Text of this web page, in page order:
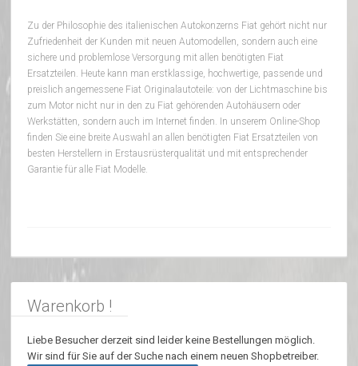
Zu der Philosophie des italienischen Autokonzerns Fiat gehört nicht nur
Zufriedenheit der Kunden mit neuen Automodellen, sondern auch eine
sichere und problemlose Versorgung mit allen benötigten Fiat
Ersatzteilen. Heute kann man erstklassige, hochwertige, passende und
preislich angemessene Fiat Originalautoteile: von der Lichtmaschine bis
zum Motor nicht nur in den zu Fiat gehörenden Autohäusern oder
Werkstätten, sondern auch im Internet finden. In unserem Online-Shop
finden Sie eine breite Auswahl an allen benötigten Fiat Ersatzteilen von
besten Herstellern in Erstausrüsterqualität und mit entsprechender
Garantie für alle Fiat Modelle.
Warenkorb !
Liebe Besucher derzeit sind leider keine Bestellungen möglich.
Wir sind für Sie auf der Suche nach einem neuen Shopbetreiber.